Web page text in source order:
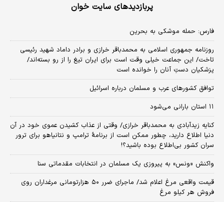
پربازدیدهای سایت خوان
فارس: حمله موشکی به بحرین
روزنامه جمهوری اسلامی به محمدباقر خرازی و برادر داماد شهید رئیسی
تاخت/ این جماعت خیلی وقت است برای ایران تیغ را از رو بسته‌اند/
پزشکیان دستِ آنان را خوانده است
توافق کشورهای عرب و مسلمان درباره اسرائیل
۱۱ استان بارانی می‌شود
کنایه زیدآبادی به محمدباقر خرازی/ وقتی از عذاب کشیدن عموی خود در آن
دنیا اطلاع دارید، چطور ممکن است از برنامهٔ ترامپ و نتانیاهو برای ترور
سران کشور بی‌اطلاع بوده باشید؟!
واکنش «ونس» به پیروزی یک مسلمان در انتخابات مقدماتی سنا
قیمت واقعی مرغ اعلام شد/ ماجرای ضرر ۵۰ هزارتومانی مرغداران روی
فروش هر کیلو مرغ